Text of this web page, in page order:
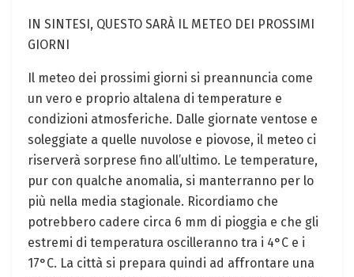
IN SINTESI, QUESTO SARÀ IL METEO DEI PROSSIMI
GIORNI
Il meteo dei prossimi giorni si preannuncia come
un vero e proprio altalena di temperature e
condizioni atmosferiche. Dalle giornate ventose e
soleggiate a quelle nuvolose e piovose, il meteo ci
riserverà sorprese fino all’ultimo. Le temperature,
pur con qualche anomalia, si manterranno per lo
più nella media stagionale. Ricordiamo che
potrebbero cadere circa 6 mm di pioggia e che gli
estremi di temperatura oscilleranno tra i 4°C e i
17°C. La città si prepara quindi ad affrontare una